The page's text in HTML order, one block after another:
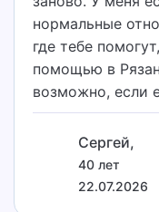
нормальные
где тебе
помощью в
возможно, если
Сергей,
40 лет
22.07.2026